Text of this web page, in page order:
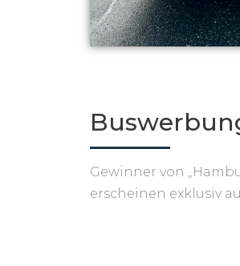
Gewinner von
erscheinen exklusiv